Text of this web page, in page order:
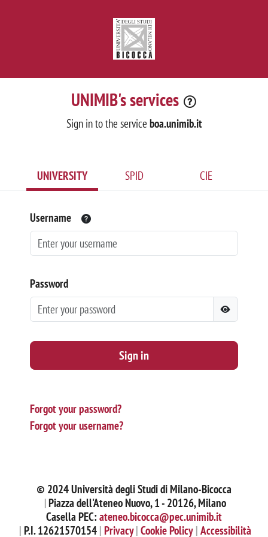
UNIMIB's services
Sign in to the service boa.unimib.it
UNIVERSITY SPID CIE
Username
Password
Sign in
Forgot your password?
Forgot your username?
© 2024 Università degli Studi di Milano-Bicocca
Piazza dell'Ateneo Nuovo, 1 - 20126, Milano
Casella PEC:ateneo.bicocca@pec.unimib.it
P.I. 12621570154 Privacy Cookie Policy Accessibilità